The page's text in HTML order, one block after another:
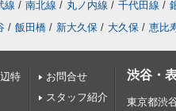
線 / 南北線 / 丸ノ内線 / 千代田線 /
/ 飯田橋 / 新大久保 / 大久保 / 恵比
特
お問合せ
スタッフ紹介
渋谷・
東京都渋